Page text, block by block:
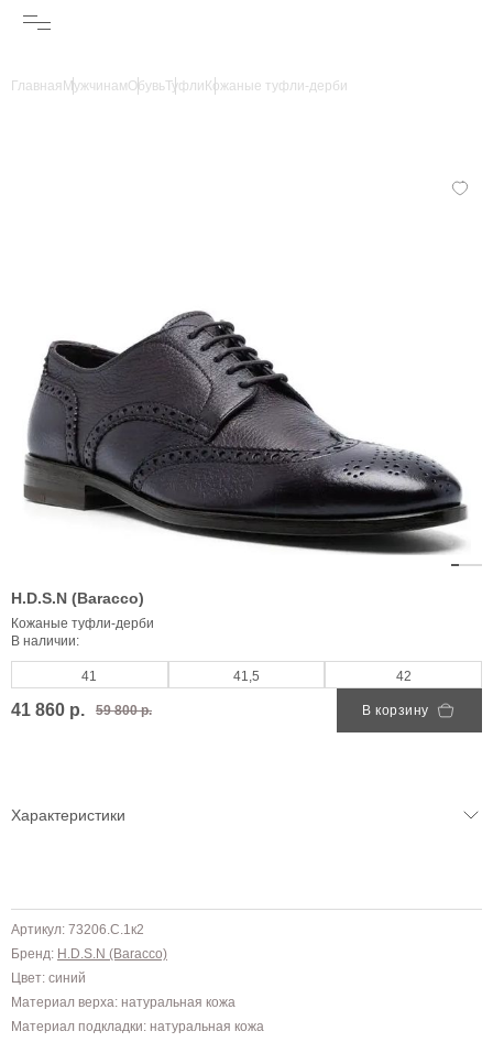
Главная МужчинамОбувьТуфли Кожаные туфли-дерби
H.D.S.N (Baracco)
Кожаные туфли-дерби
В наличии:
41 41,5 42
41 860 р. 59 800 р. В корзину
Характеристики
Артикул: 73206.C.1к2
Бренд: H.D.S.N (Baracco)
Цвет: синий
Материал верха: натуральная кожа
Материал подкладки: натуральная кожа